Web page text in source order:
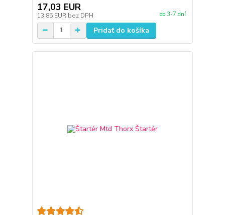
17,03 EUR
13,85 EUR bez DPH do 3-7 dní
Pridať do košíka